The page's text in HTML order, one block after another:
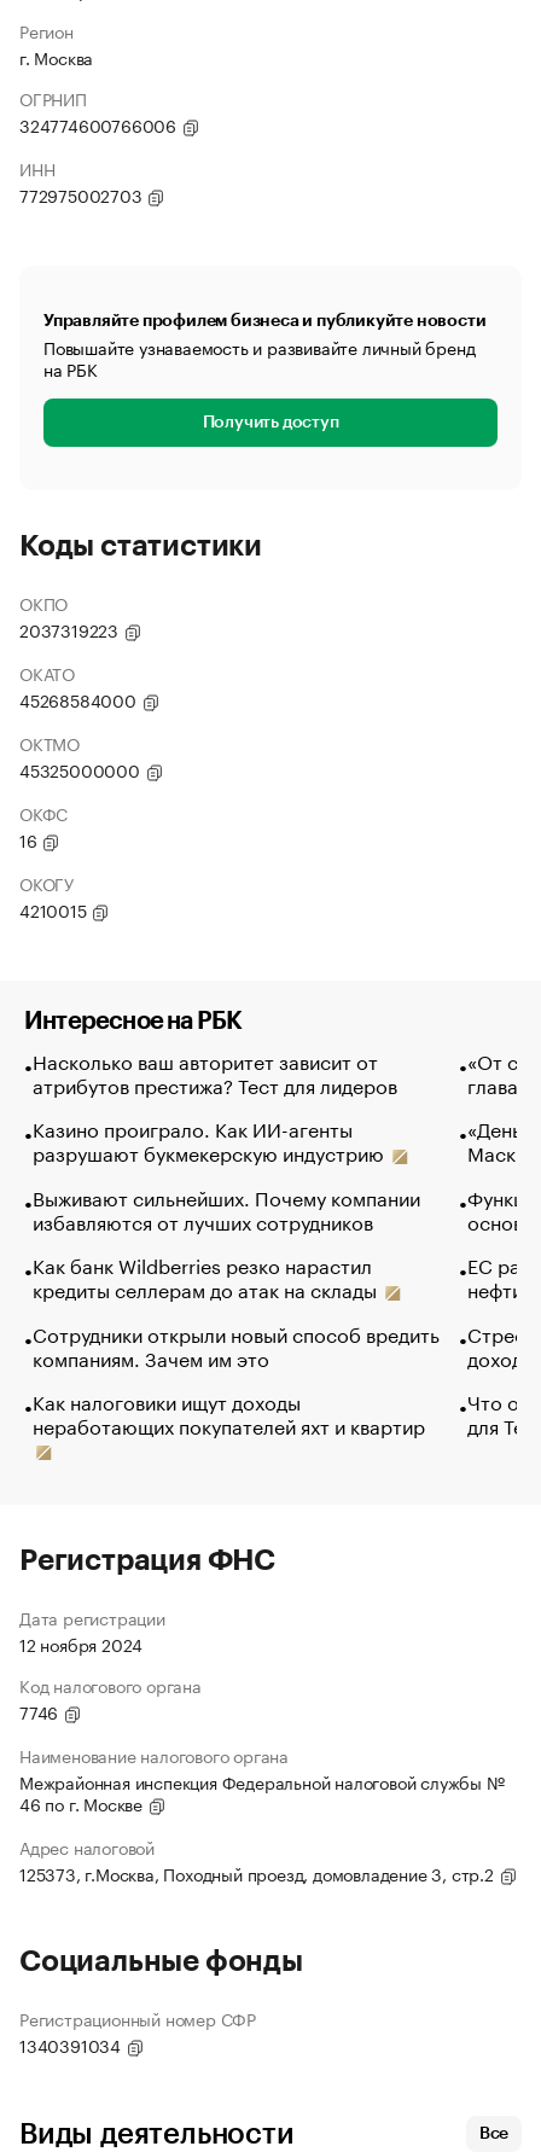
Регион
г. Москва
ОГРНИП
324774600766006
ИНН
772975002703
Управляйте профилем бизнеса и публикуйте новости
Повышайте узнаваемость и развивайте личный бренд
на РБК
Получить доступ
Коды статистики
ОКПО
2037319223
ОКАТО
45268584000
ОКТМО
45325000000
ОКФС
16
ОКОГУ
4210015
Интересное на РБК
Насколько ваш авторитет зависит от
атрибутов престижа? Тест для лидеров
Казино проиграло. Как ИИ-агенты
разрушают букмекерскую индустрию
Выживают сильнейших. Почему компании
избавляются от лучших сотрудников
Как банк Wildberries резко нарастил
кредиты селлерам до атак на склады
Сотрудники открыли новый способ вредить
компаниям. Зачем им это
Как налоговики ищут доходы
неработающих покупателей яхт и квартир
«От
глава
Маск в
основ
ЕС
нефти
Что
для
Регистрация ФНС
Дата регистрации
12 ноября 2024
Код налогового органа
7746
Наименование налогового органа
Межрайонная инспекция Федеральной налоговой службы №
46 по г. Москве
Адрес налоговой
125373, г.Москва, Походный проезд, домовладение 3, стр.2
Социальные фонды
Регистрационный номер СФР
1340391034
Виды деятельности Все